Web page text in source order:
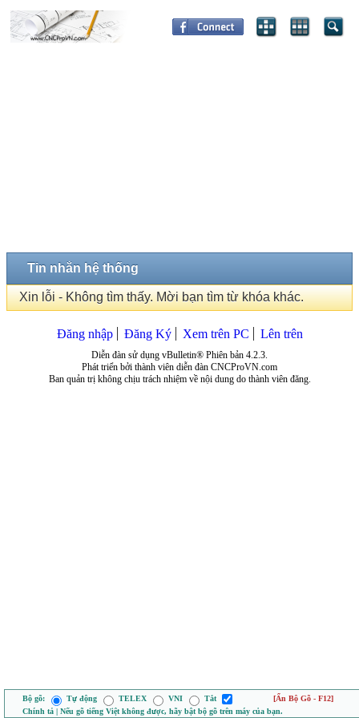
Tin nhắn hệ thống
Xin lỗi - Không tìm thấy. Mời bạn tìm từ khóa khác.
Đăng nhập Đăng Ký Xem trên PC Lên trên
Diễn đàn sử dụng vBulletin® Phiên bản 4.2.3.
Phát triển bởi thành viên diễn đàn CNCProVN.com
Ban quản trị không chịu trách nhiệm về nội dung do thành viên đăng.
Bộ gõ: Tự động TELEX VNI Tắt
[Ẩn Bộ Gõ - F12]
Chính tả | Nếu gõ tiếng Việt không được, hãy bật bộ gõ trên máy của bạn.